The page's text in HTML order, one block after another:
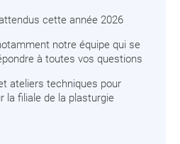
cette année 2026
notre équipe qui se
à toutes vos questions
ateliers techniques pour
la filiale de la plasturgie